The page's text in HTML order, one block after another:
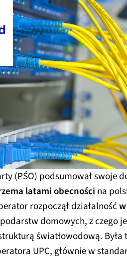
(PŚO) podsumował swoje
latami obecności na
rozpoczął działalność
domowych, z czego
światłowodową. Była
UPC, głównie w